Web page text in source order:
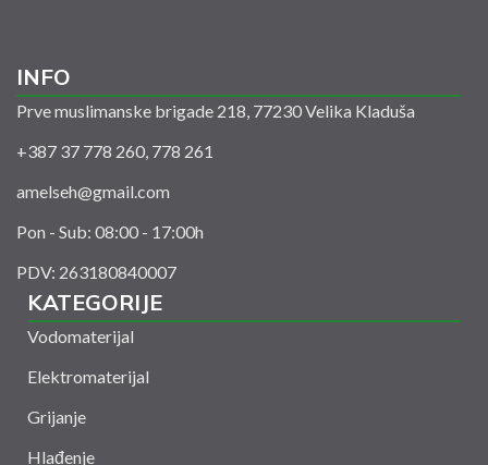
INFO
Prve muslimanske brigade 218, 77230 Velika Kladuša
+387 37 778 260, 778 261
amelseh@gmail.com
Pon - Sub: 08:00 - 17:00h
PDV: 263180840007
KATEGORIJE
Vodomaterijal
Elektromaterijal
Grijanje
Hlađenje